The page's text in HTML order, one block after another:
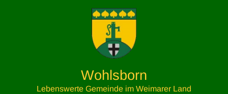
Wohlsborn
Lebenswerte Gemeinde im Weimarer Land